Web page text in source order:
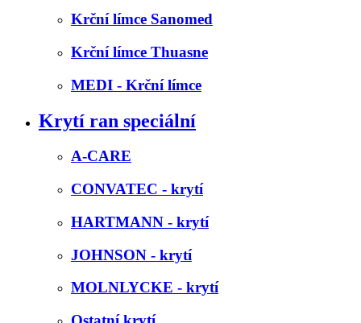
Krční límce Sanomed
Krční límce Thuasne
MEDI - Krční límce
Krytí ran speciální
A-CARE
CONVATEC - krytí
HARTMANN - krytí
JOHNSON - krytí
MOLNLYCKE - krytí